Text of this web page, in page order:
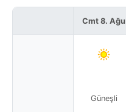
Cmt 8. Ağu
Güneşli